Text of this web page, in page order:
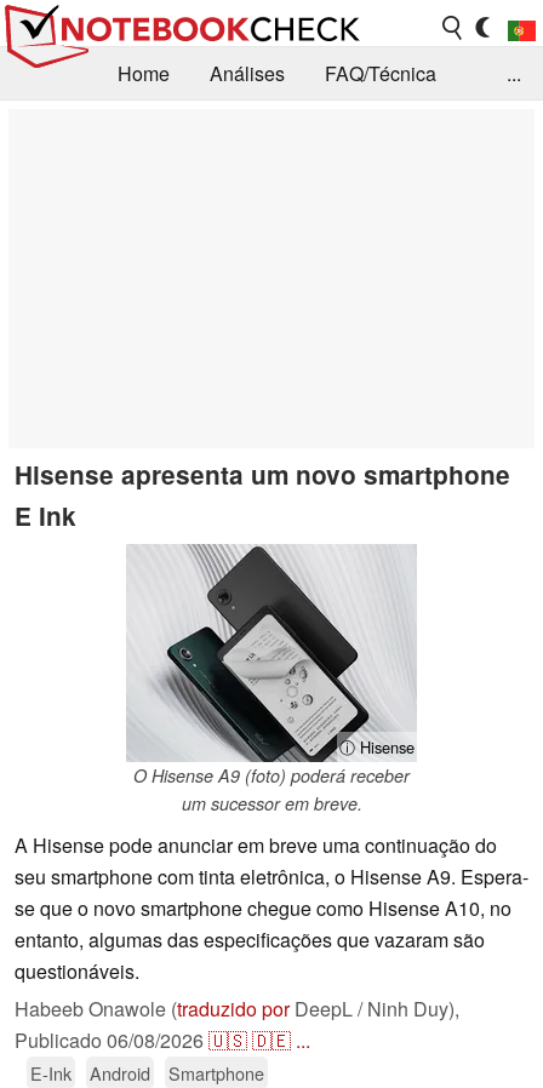
Home Análises
FAQ/Técnica
...
Hisense apresenta um novo smartphone
E Ink
ⓘ Hisense
O Hisense A9 (foto) poderá receber
um sucessor em breve.
A Hisense pode anunciar em breve uma continuação do
seu smartphone com tinta eletrônica, o Hisense A9. Espera-
se que o novo smartphone chegue como Hisense A10, no
entanto, algumas das especificações que vazaram são
questionáveis.
Habeeb Onawole (traduzido porDeepL / Ninh Duy),
Publicado 06/08/2026🇺🇸🇩🇪 ...
E-Ink Android Smartphone